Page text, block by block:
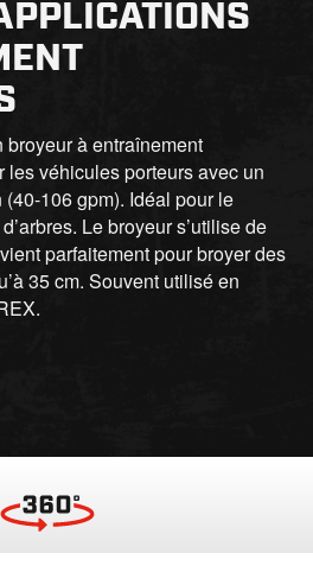
broyeur à entraînement
les véhicules porteurs avec un
106 gpm). Idéal pour le
Le broyeur s’utilise de
parfaitement pour broyer des
35 cm. Souvent utilisé en